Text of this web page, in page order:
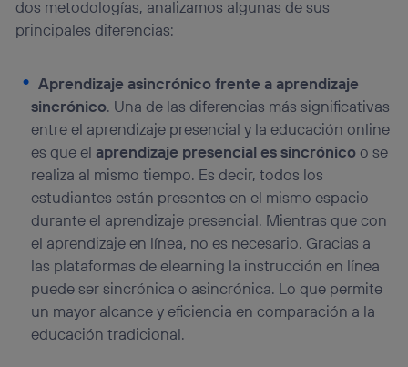
dos metodologías, analizamos algunas de sus
principales diferencias:
Aprendizaje asincrónico frente a aprendizaje
sincrónico. Una de las diferencias más significativas
entre el aprendizaje presencial y la educación online
es que el aprendizaje presencial es sincrónicoo se
realiza al mismo tiempo. Es decir, todos los
estudiantes están presentes en el mismo espacio
durante el aprendizaje presencial. Mientras que con
el aprendizaje en línea, no es necesario. Gracias a
las plataformas de elearning la instrucción en línea
puede ser sincrónica o asincrónica. Lo que permite
un mayor alcance y eficiencia en comparación a la
educación tradicional.
(“consenthub”)
. Para más información, consulta
la política de privacidad de Utiq